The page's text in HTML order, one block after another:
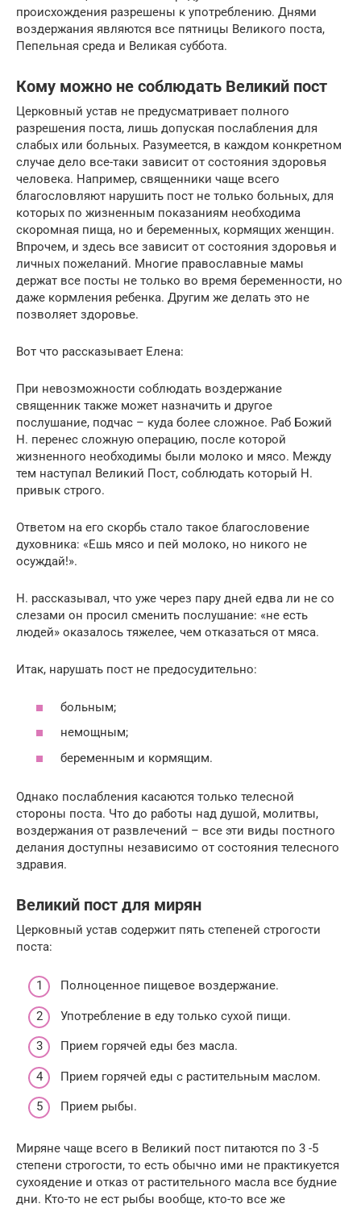
происхождения разрешены к употреблению. Днями
воздержания являются все пятницы Великого поста,
Пепельная среда и Великая суббота.
Кому можно не соблюдать Великий пост
Церковный устав не предусматривает полного
разрешения поста, лишь допуская послабления для
слабых или больных. Разумеется, в каждом конкретном
случае дело все-таки зависит от состояния здоровья
человека. Например, священники чаще всего
благословляют нарушить пост не только больных, для
которых по жизненным показаниям необходима
скоромная пища, но и беременных, кормящих женщин.
Впрочем, и здесь все зависит от состояния здоровья и
личных пожеланий. Многие православные мамы
держат все посты не только во время беременности, но
даже кормления ребенка. Другим же делать это не
позволяет здоровье.
Вот что рассказывает Елена:
При невозможности соблюдать воздержание
священник также может назначить и другое
послушание, подчас – куда более сложное. Раб Божий
Н. перенес сложную операцию, после которой
жизненного необходимы были молоко и мясо. Между
тем наступал Великий Пост, соблюдать который Н.
привык строго.
Ответом на его скорбь стало такое благословение
духовника: «Ешь мясо и пей молоко, но никого не
осуждай!».
Н. рассказывал, что уже через пару дней едва ли не со
слезами он просил сменить послушание: «не есть
людей» оказалось тяжелее, чем отказаться от мяса.
Итак, нарушать пост не предосудительно:
больным;
немощным;
беременным и кормящим.
Однако послабления касаются только телесной
стороны поста. Что до работы над душой, молитвы,
воздержания от развлечений – все эти виды постного
делания доступны независимо от состояния телесного
здравия.
Великий пост для мирян
Церковный устав содержит пять степеней строгости
поста:
Полноценное пищевое воздержание.
Употребление в еду только сухой пищи.
Прием горячей еды без масла.
Прием горячей еды с растительным маслом.
Прием рыбы.
Миряне чаще всего в Великий пост питаются по 3 -5
степени строгости, то есть обычно ими не практикуется
сухоядение и отказ от растительного масла все будние
дни. Кто-то не ест рыбы вообще, кто-то все же